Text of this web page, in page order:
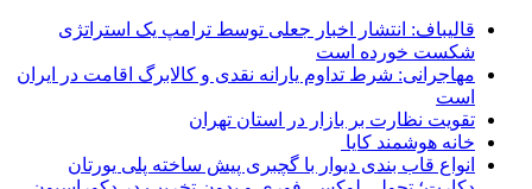
قالیباف: انتشار اخبار جعلی توسط ترامپ یک استراتژی
شکست خورده است
مهاجرانی: شرط تداوم یارانه نقدی و کالابرگ اقامت در ایران
است
تقویت نظارت بر بازار در استان تهران
خانه هوشمند کایا
انواع قاب بندی دیوار با گچبری پیش ساخته پلی یورتان